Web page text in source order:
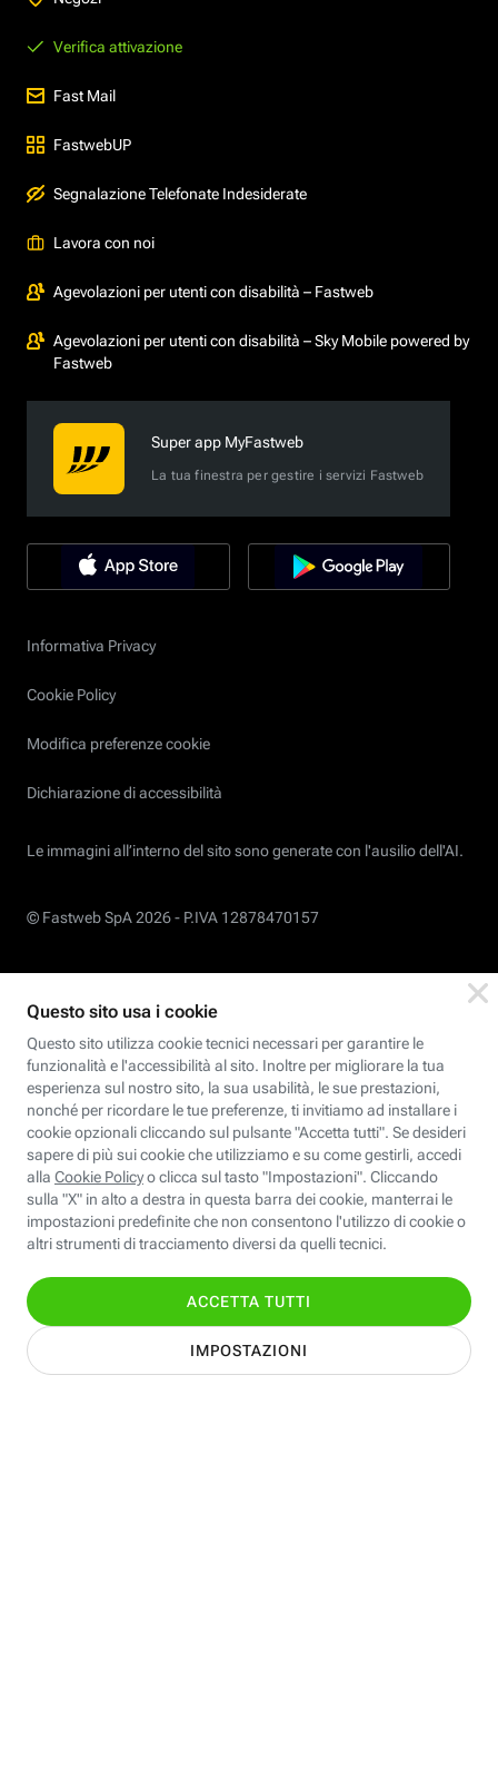
Verifica attivazione
Fast Mail
FastwebUP
Segnalazione Telefonate Indesiderate
Lavora con noi
Agevolazioni per utenti con disabilità – Fastweb
Agevolazioni per utenti con disabilità – Sky Mobile powered by
Fastweb
Super app MyFastweb
La tua finestra per gestire i servizi Fastweb
Informativa Privacy
Cookie Policy
Modifica preferenze cookie
Dichiarazione di accessibilità
Le immagini all’interno del sito sono generate con l'ausilio dell'AI.
© Fastweb SpA 2026 - P.IVA 12878470157